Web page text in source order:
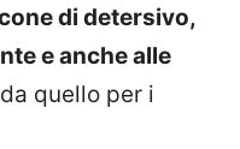
di detersivo,
e anche alle
quello per i